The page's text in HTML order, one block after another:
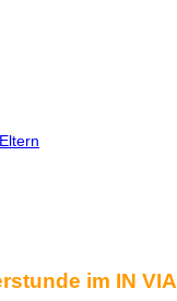
im IN VIA